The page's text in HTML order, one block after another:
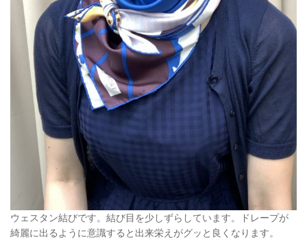
ウェスタン結びです。結び目を少しずらしています。ドレープが
綺麗に出るように意識すると出来栄えがグッと良くなります。